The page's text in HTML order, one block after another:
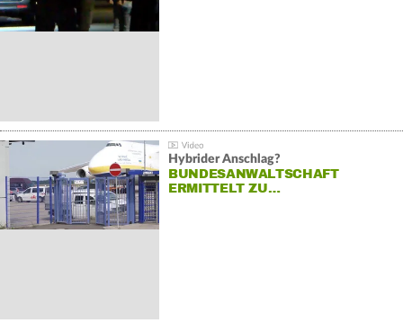
Hybrider Anschlag?
BUNDESANWALTSCHAFT
ERMITTELT ZU…